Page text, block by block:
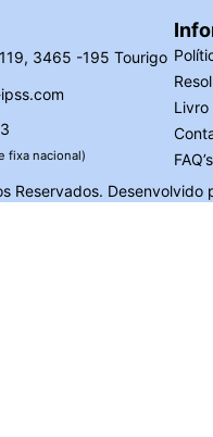
3465 -195 Tourigo
fixa nacional)
Livro
FAQ’s
Reservados. Desenvolvido